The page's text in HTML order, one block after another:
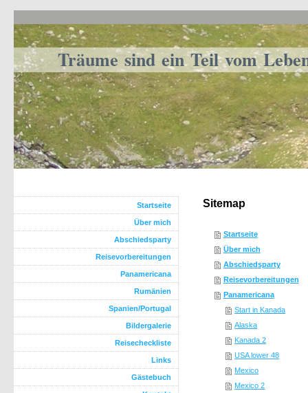
Träume sind ein Teil vom
Sitemap
Startseite
Über mich
Abschiedsparty
Reisevorbereitungen
Panamericana
Start in Kanada
Alaska
Kanada 2
USA lower 48
Mexico
Mexico 2
Startseite
Über mich
Abschiedsparty
Reisevorbereitungen
Panamericana
Rumänien
Spanien/Portugal
Bildergalerie
Reisecheckliste
Links
Gästebuch